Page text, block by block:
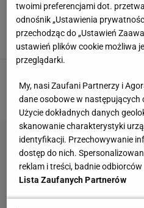
Jak wyczyścić
sposoby
kilka minut
BIŻUTERIA CZYSZCZENIE
2 3
twoimi preferencjami dot.
odnośnik „Ustawienia
przechodząc do „Ustawień
ustawień plików cookie możliwa
przeglądarki.
My, nasi Zaufani Partnerzy i
dane osobowe w następujących
Użycie dokładnych danych
skanowanie charakterystyki
identyfikacji. Przechowywanie
dostęp do nich.
reklam i treści, badnie odbiorców
Lista Zaufanych Partnerów